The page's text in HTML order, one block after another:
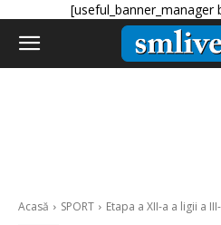
[useful_banner_manager
Acasă SPORT Etapa a XII-a a ligii a